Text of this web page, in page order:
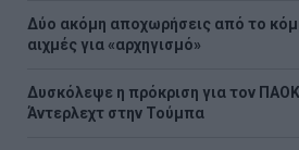
Δύο ακόμη αποχωρήσεις από το
αιχμές για «αρχηγισμό»
Δυσκόλεψε η πρόκριση για τον
Άντερλεχτ στην Τούμπα